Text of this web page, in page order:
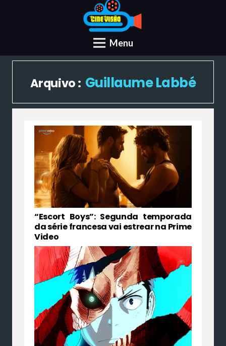
Menu
Arquivo : Guillaume Labbé
“Escort Boys”: Segunda temporada
da série francesa vai estrear na Prime
Video